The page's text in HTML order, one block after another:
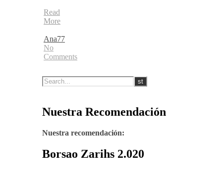
Read
More
Ana77
No
Comments
Nuestra Recomendación
Nuestra recomendación:
Borsao Zarihs 2.020